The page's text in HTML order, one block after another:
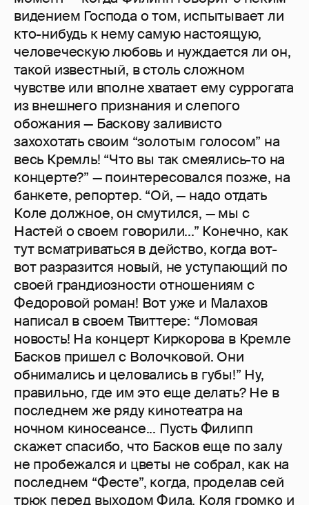
видением Господа о том, испытывает ли
кто-нибудь к нему самую настоящую,
человеческую любовь и нуждается ли он,
такой известный, в столь сложном
чувстве или вполне хватает ему суррогата
из внешнего признания и слепого
обожания — Баскову заливисто
захохотать своим “золотым голосом” на
весь Кремль! “Что вы так смеялись-то на
концерте?” — поинтересовался позже, на
банкете, репортер. “Ой, — надо отдать
Коле должное, он смутился, — мы с
Настей о своем говорили...” Конечно, как
тут всматриваться в действо, когда вот-
вот разразится новый, не уступающий по
своей грандиозности отношениям с
Федоровой роман! Вот уже и Малахов
написал в своем Твиттере: “Ломовая
новость! На концерт Киркорова в Кремле
Басков пришел с Волочковой. Они
обнимались и целовались в губы!” Ну,
правильно, где им это еще делать? Не в
последнем же ряду кинотеатра на
ночном киносеансе... Пусть Филипп
скажет спасибо, что Басков еще по залу
не пробежался и цветы не собрал, как на
последнем “Фесте”, когда, проделав сей
трюк перед выходом Фила, Коля громко и